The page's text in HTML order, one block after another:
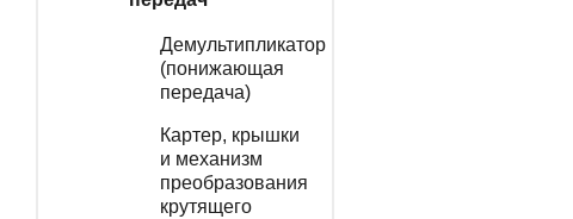
Демультипликатор
(понижающая
передача)
Картер, крышки
и механизм
преобразования
крутящего